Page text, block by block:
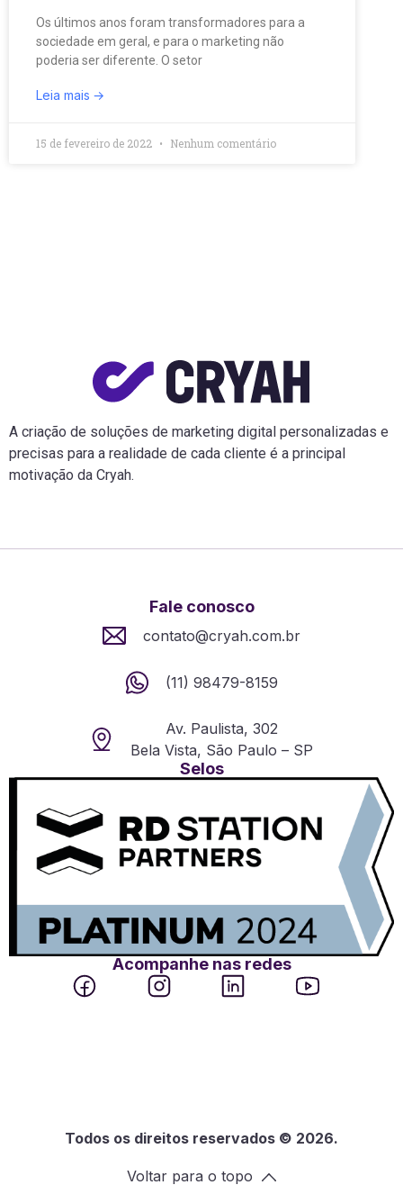
Os últimos anos foram transformadores para a
sociedade em geral, e para o marketing não
poderia ser diferente. O setor
Leia mais
15 de fevereiro de 2022 Nenhum comentário
A criação de soluções de marketing digital personalizadas e
precisas para a realidade de cada cliente é a principal
motivação da Cryah.
Fale conosco
contato@cryah.com.br
(11) 98479-8159
Av. Paulista, 302
Bela Vista, São Paulo – SP
Selos
Acompanhe nas redes
Todos os direitos reservados © 2026.
Voltar para o topo